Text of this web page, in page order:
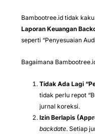
Bambootree.id tidak
Laporan Keuangan
seperti “Penyesuaian
Bagaimana
Tidak Ada Lagi
tidak perlu repot
jurnal koreksi.
Izin Berlapis
backdate. Setiap